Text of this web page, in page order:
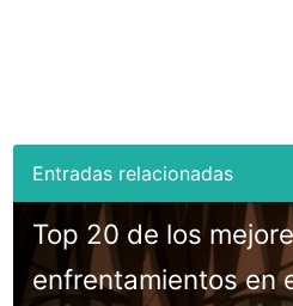
Top 20 de los
enfrentamientos en